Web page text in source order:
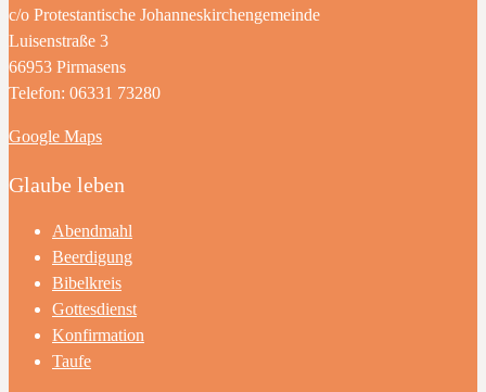
c/o Protestantische Johanneskirchengemeinde
Luisenstraße 3
66953 Pirmasens
Telefon: 06331 73280
Google Maps
Glaube leben
Abendmahl
Beerdigung
Bibelkreis
Gottesdienst
Konfirmation
Taufe